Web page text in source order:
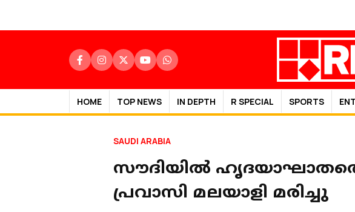
HOME TOP NEWS IN DEPTH R SPECIAL SPORTS
SAUDI ARABIA
സൗദിയിൽ
പ്രവാസി മലയാളി മരിച്ചു